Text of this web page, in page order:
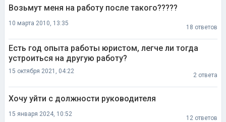
Возьмут меня на работу после такого?????
10 марта 2010, 13:35
18 ответов
Есть год опыта работы юристом, легче ли тогда
устроиться на другую работу?
15 октября 2021, 04:22
2 ответа
Хочу уйти с должности руководителя
15 января 2024, 10:52
12 ответов